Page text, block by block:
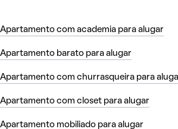
Apartamento com academia para alugar
Apartamento barato para alugar
Apartamento com churrasqueira para
Apartamento com closet para alugar
Apartamento mobiliado para alugar